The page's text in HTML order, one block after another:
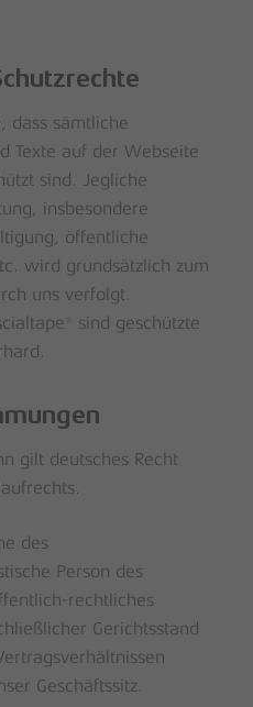
dass sämtliche
Texte auf der Webseite
sind. Jegliche
insbesondere
öffentliche
wird grundsätzlich zum
uns verfolgt.
sind geschützte
gilt deutsches Recht
des
Person des
rechtliches
Gerichtsstand
Geschäftssitz.